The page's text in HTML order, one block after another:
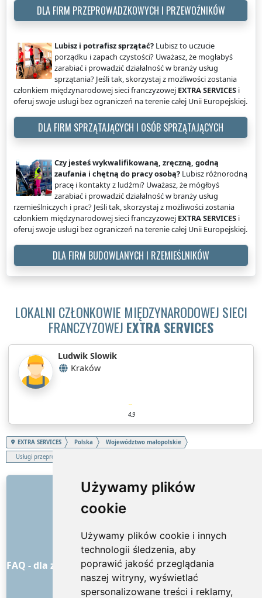
Używamy plików
cookie
Używamy plików cookie i innych
technologii śledzenia, aby
poprawić jakość przeglądania
naszej witryny, wyświetlać
spersonalizowane treści i reklamy,
DLA FIRM PRZEPROWADZKOWYCH I PRZEWOŹNIKÓW
Lubisz i potrafisz sprzątać? Lubisz to uczucie
porządku i zapach czystości? Uważasz, że mogłabyś
zarabiać i prowadzić działalność w branży usług
sprzątania? Jeśli tak, skorzystaj z możliwości zostania
członkiem międzynarodowej sieci franczyzowej EXTRA SERVICES i
oferuj swoje usługi bez ograniczeń na terenie całej Unii Europejskiej.
DLA FIRM SPRZĄTAJĄCYCH I OSÓB SPRZĄTAJĄCYCH
Czy jesteś wykwalifikowaną, zręczną, godną
zaufania i chętną do pracy osobą? Lubisz różnorodną
pracę i kontakty z ludźmi? Uważasz, że mógłbyś
zarabiać i prowadzić działalność w branży usług
rzemieślniczych i prac? Jeśli tak, skorzystaj z możliwości zostania
członkiem międzynarodowej sieci franczyzowej EXTRA SERVICES i
oferuj swoje usługi bez ograniczeń na terenie całej Unii Europejskiej.
DLA FIRM BUDOWLANYCH I RZEMIEŚLNIKÓW
LOKALNI CZŁONKOWIE MIĘDZYNARODOWEJ SIECI
FRANCZYZOWEJ EXTRA SERVICES
Ludwik Slowik
Kraków
4.9
EXTRA SERVICES Polska
Województwo małopolskie
Usługi przeprowadzkowe
LINKI
O nas
Cennik
Ogólne warunki handlowe
FAQ - dla zamawiających
FAQ - dla dostawców usług
Reklama i marketing
Blog